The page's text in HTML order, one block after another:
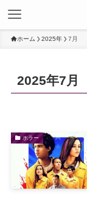
ホーム 2025年 7月
2025年7月
ホラー